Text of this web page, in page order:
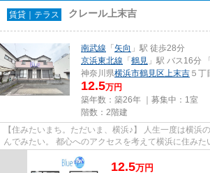
賃貸｜テラス クレール上末吉
南武線 「 矢向 」駅 徒歩28分
京浜東北線 「 鶴見 」駅 バス16分
神奈川県横浜市鶴見区上末吉 ５丁
12.5万円
築年数：築26年 ｜募集中： 1室
階数：2階建
【住みたいまち。ただいま、横浜♪】 人生一度は横浜
んでみたい。 都心へのアクセスを考えて横浜に住み
12.5万円